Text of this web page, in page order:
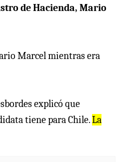
de Hacienda, Mario
Marcel mientras era
explicó que
tiene para Chile.La